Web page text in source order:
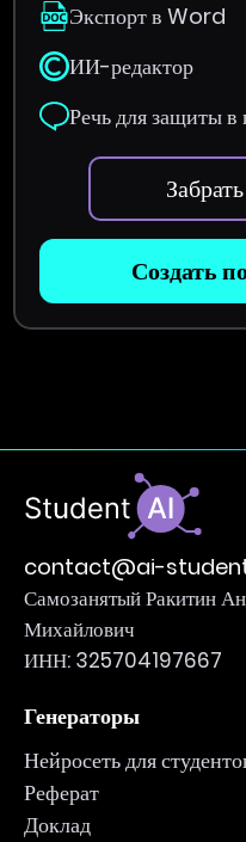
Экспорт в Word
ИИ-редактор
Речь для защиты в
Создать
contact@ai-
Самозанятый Ракитин
Михайлович
ИНН: 325704197667
Генераторы
Нейросеть для
Реферат
Доклад